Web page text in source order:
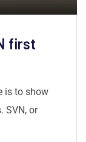
first
is to show
SVN, or